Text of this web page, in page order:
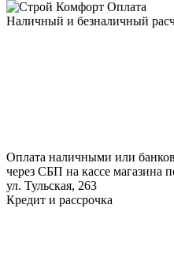
Оплата
Наличный и безналичный
Оплата наличными или
через СБП на кассе магазина
ул. Тульская, 263
Кредит и рассрочка